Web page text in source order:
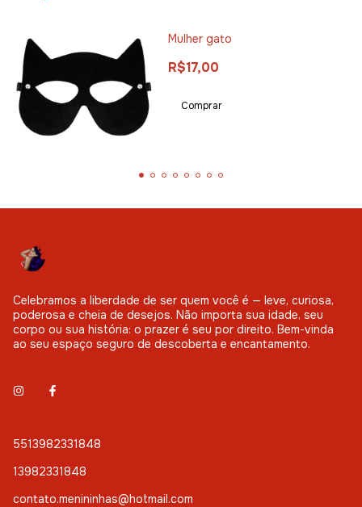
Mulher gato
R$17,00
Comprar
Celebramos a liberdade de ser quem você é — leve, curiosa,
poderosa e cheia de desejos. Não importa sua idade, seu
corpo ou sua história: o prazer é seu por direito. Bem-vinda
ao seu espaço seguro de descoberta e encantamento.
5513982331848
13982331848
contato.menininhas@hotmail.com